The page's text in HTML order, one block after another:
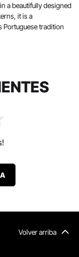
a beautifully designed
it is a
Portuguese tradition
Volver arriba